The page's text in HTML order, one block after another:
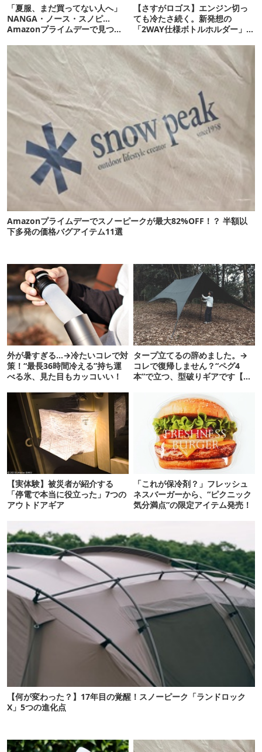
「夏服、まだ買ってない人へ」
NANGA・ノース・スノピ…
Amazonプライムデーで見つけ
【さすがロゴス】エンジン切っ
ても冷たさ続く。新発想の
「2WAY仕様ボトルホルダー」が
Amazonプライムデーでスノーピークが最大82%OFF！？ 半額以
下多発の価格バグアイテム11選
外が暑すぎる…→冷たいコレで対
策！“最長36時間冷える”持ち運
べる氷、見た目もカッコいい！
タープ立てるの辞めました。→
コレで復帰しません？“ペグ4
本”で立つ、型破りギアです【ド
【実体験】被災者が紹介する
「停電で本当に役立った」7つの
アウトドアギア
「これが保冷剤？」フレッシュ
ネスバーガーから、“ピクニック
気分満点”の限定アイテム発売！
【何が変わった？】17年目の覚醒！スノーピーク「ランドロック
X」5つの進化点